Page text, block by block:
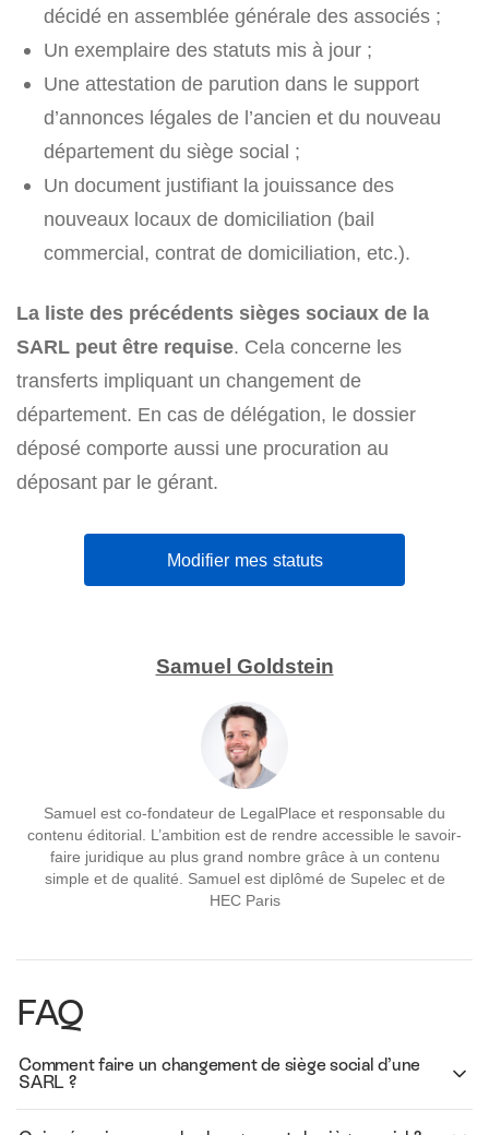
décidé en assemblée générale des associés ;
Un exemplaire des statuts mis à jour ;
Une attestation de parution dans le support
d’annonces légales de l’ancien et du nouveau
département du siège social ;
Un document justifiant la jouissance des
nouveaux locaux de domiciliation (bail
commercial, contrat de domiciliation, etc.).
La liste des précédents sièges sociaux de la
SARL peut être requise. Cela concerne les
transferts impliquant un changement de
département. En cas de délégation, le dossier
déposé comporte aussi une procuration au
déposant par le gérant.
Modifier mes statuts
Samuel Goldstein
Samuel est co-fondateur de LegalPlace et responsable du
contenu éditorial. L’ambition est de rendre accessible le savoir-
faire juridique au plus grand nombre grâce à un contenu
simple et de qualité. Samuel est diplômé de Supelec et de
HEC Paris
FAQ
Comment faire un changement de siège social d’une
SARL ?